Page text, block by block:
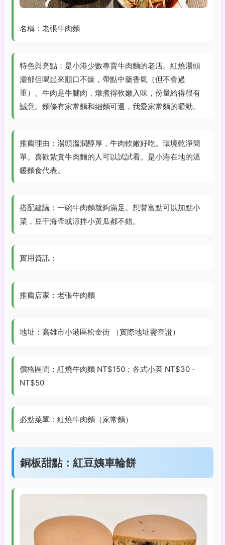
名稱：老張牛肉麵
特色與亮點：是小港少數專賣牛肉麵的老店。紅燒湯頭
濃郁但喝起來順口不燥，帶點中藥香氣（但不會過
重）。牛肉是牛腱肉，燉煮得軟嫩入味，份量給得很有
誠意。麵條有家常麵和細麵可選，我愛家常麵的嚼勁。
推薦理由：湯頭溫潤醇厚，牛肉軟嫩好吃。環境乾淨簡
單。喜歡紮實牛肉麵的人可以試試看。是小港在地的溫
暖麵食代表。
搭配建議：一碗牛肉麵就夠滿足。想豐富點可以加點小
菜，豆干海帶或涼拌小黃瓜都不錯。
實用資訊：
推薦店家：老張牛肉麵
地址：高雄市小港區松金街 （實際地址需查證）
價格區間：紅燒牛肉麵 NT$150；各式小菜 NT$30 -
NT$50
必點菜單：紅燒牛肉麵（家常麵）
銅板甜點：紅豆姨車輪餅